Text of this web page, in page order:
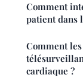
Comment
patient dans
Comment
cardiaque ?